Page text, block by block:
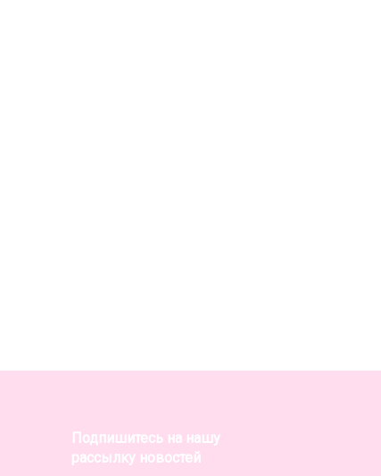
Подпишитесь на нашу
рассылку новостей